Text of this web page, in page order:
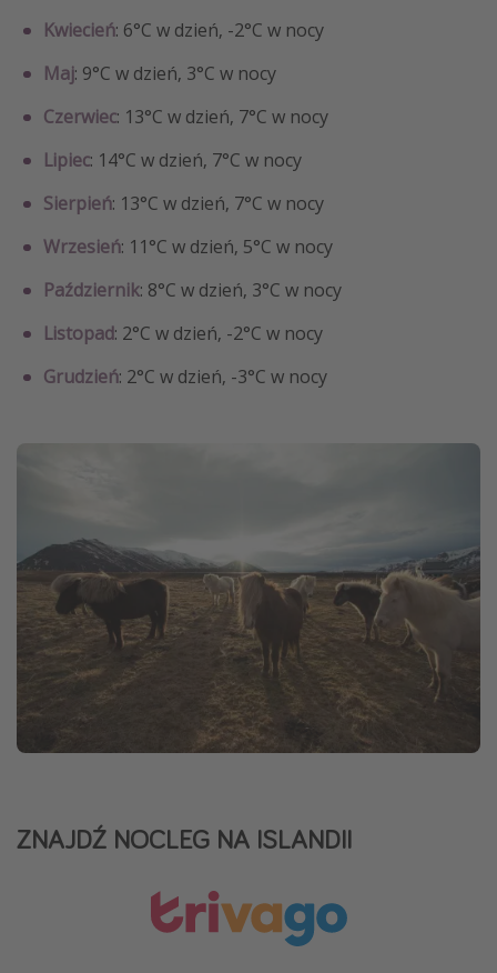
Kwiecień: 6°C w dzień, -2°C w nocy
Maj: 9°C w dzień, 3°C w nocy
Czerwiec: 13°C w dzień, 7°C w nocy
Lipiec: 14°C w dzień, 7°C w nocy
Sierpień: 13°C w dzień, 7°C w nocy
Wrzesień: 11°C w dzień, 5°C w nocy
Październik: 8°C w dzień, 3°C w nocy
Listopad: 2°C w dzień, -2°C w nocy
Grudzień: 2°C w dzień, -3°C w nocy
ZNAJDŹ NOCLEG NA ISLANDII